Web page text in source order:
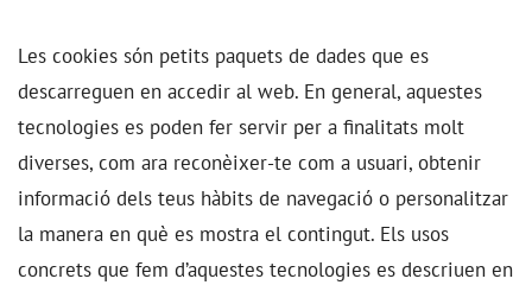
Les cookies són petits paquets de dades que es
descarreguen en accedir al web. En general, aquestes
tecnologies es poden fer servir per a finalitats molt
diverses, com ara reconèixer-te com a usuari, obtenir
informació dels teus hàbits de navegació o personalitzar
la manera en què es mostra el contingut. Els usos
concrets que fem d’aquestes tecnologies es descriuen en